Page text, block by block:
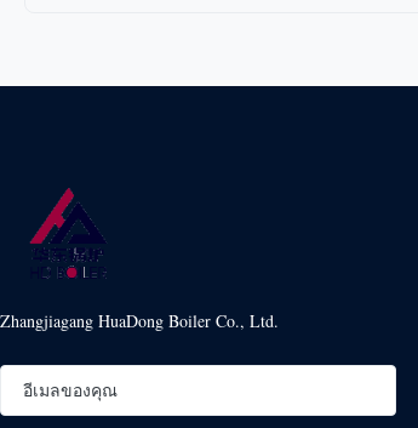
Zhangjiagang HuaDong Boiler Co., Ltd.